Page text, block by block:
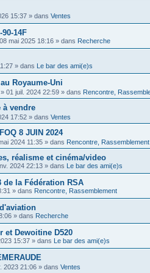
15:37 » dans Ventes
14F
08 mai 2025 18:16 » dans Recherche
» dans Le bar des ami(e)s
Royaume-Uni
» 01 juil. 2024 22:59 » dans Rencontre,
à vendre
17:52 » dans Ventes
8 JUIN 2024
2024 11:35 » dans Rencontre, Rassemblement
réalisme et cinéma/video
2024 22:13 » dans Le bar des ami(e)s
de la Fédération RSA
» dans Rencontre, Rassemblement
» dans Recherche
et Dewoitine D520
15:37 » dans Le bar des ami(e)s
2023 21:06 » dans Ventes